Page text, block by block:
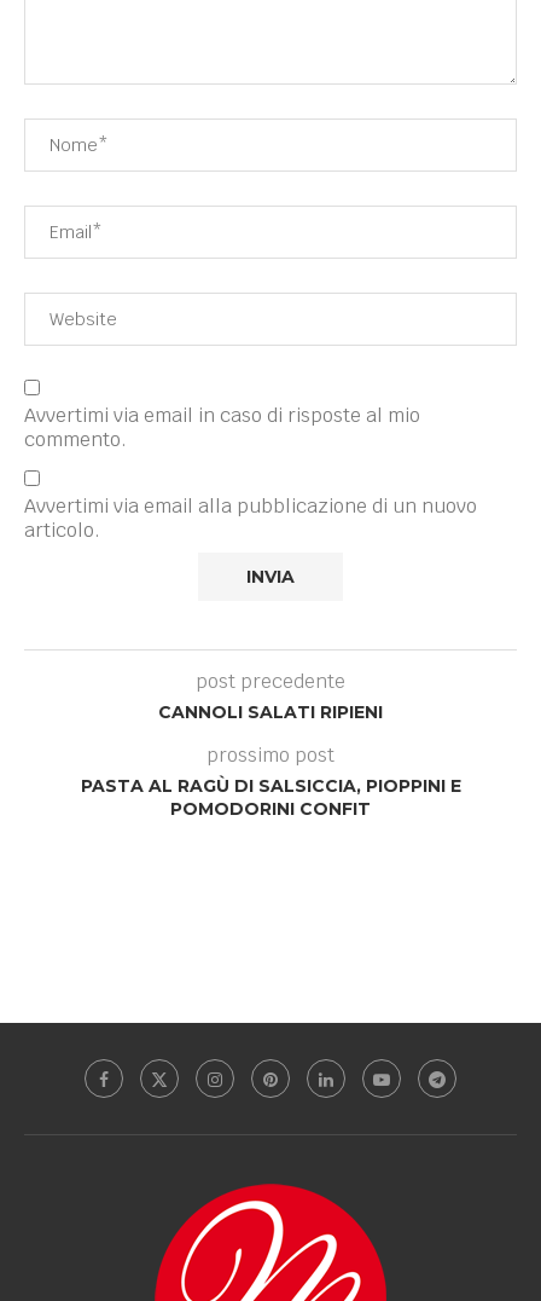
Avvertimi via email in caso di risposte al mio
commento.
Avvertimi via email alla pubblicazione di un nuovo
articolo.
post precedente
CANNOLI SALATI RIPIENI
prossimo post
PASTA AL RAGÙ DI SALSICCIA, PIOPPINI E
POMODORINI CONFIT